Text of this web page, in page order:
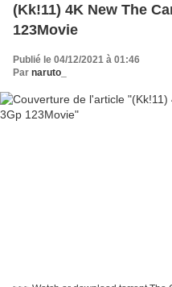
(Kk!11) 4K New The
123Movie
Publié le 04/12/2021 à 01:46
Par naruto_